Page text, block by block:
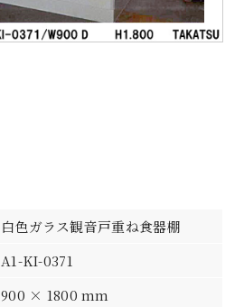
白色ガラス観音戸重ね食器棚
A1-KI-0371
900 × 1800 mm